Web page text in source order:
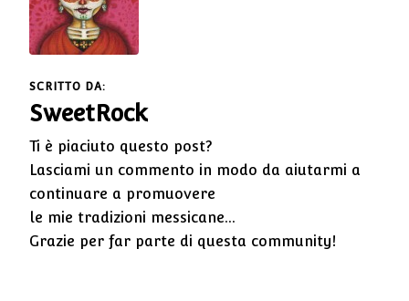
SCRITTO DA:
SweetRock
Ti è piaciuto questo post?
Lasciami un commento in modo da aiutarmi a
continuare a promuovere
le mie tradizioni messicane...
Grazie per far parte di questa community!